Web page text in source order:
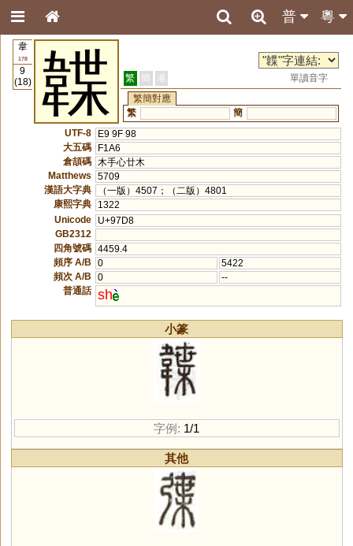
粵
普
韋
178
9
(18)
韘 繁 簡 港
單讀音字
繁簡對應
繁
簡
UTF-8
E9 9F 98
大五碼
F1A6
倉頡碼
木手心廿木
Matthews
5709
漢語大字典
（一版）4507；（二版）4801
康熙字典
1322
Unicode
U+97D8
GB2312
四角號碼 4459.4
頻序 A/B
0
5422
頻次 A/B
0
--
普通話 sh
小篆
字例: 1/1
其他